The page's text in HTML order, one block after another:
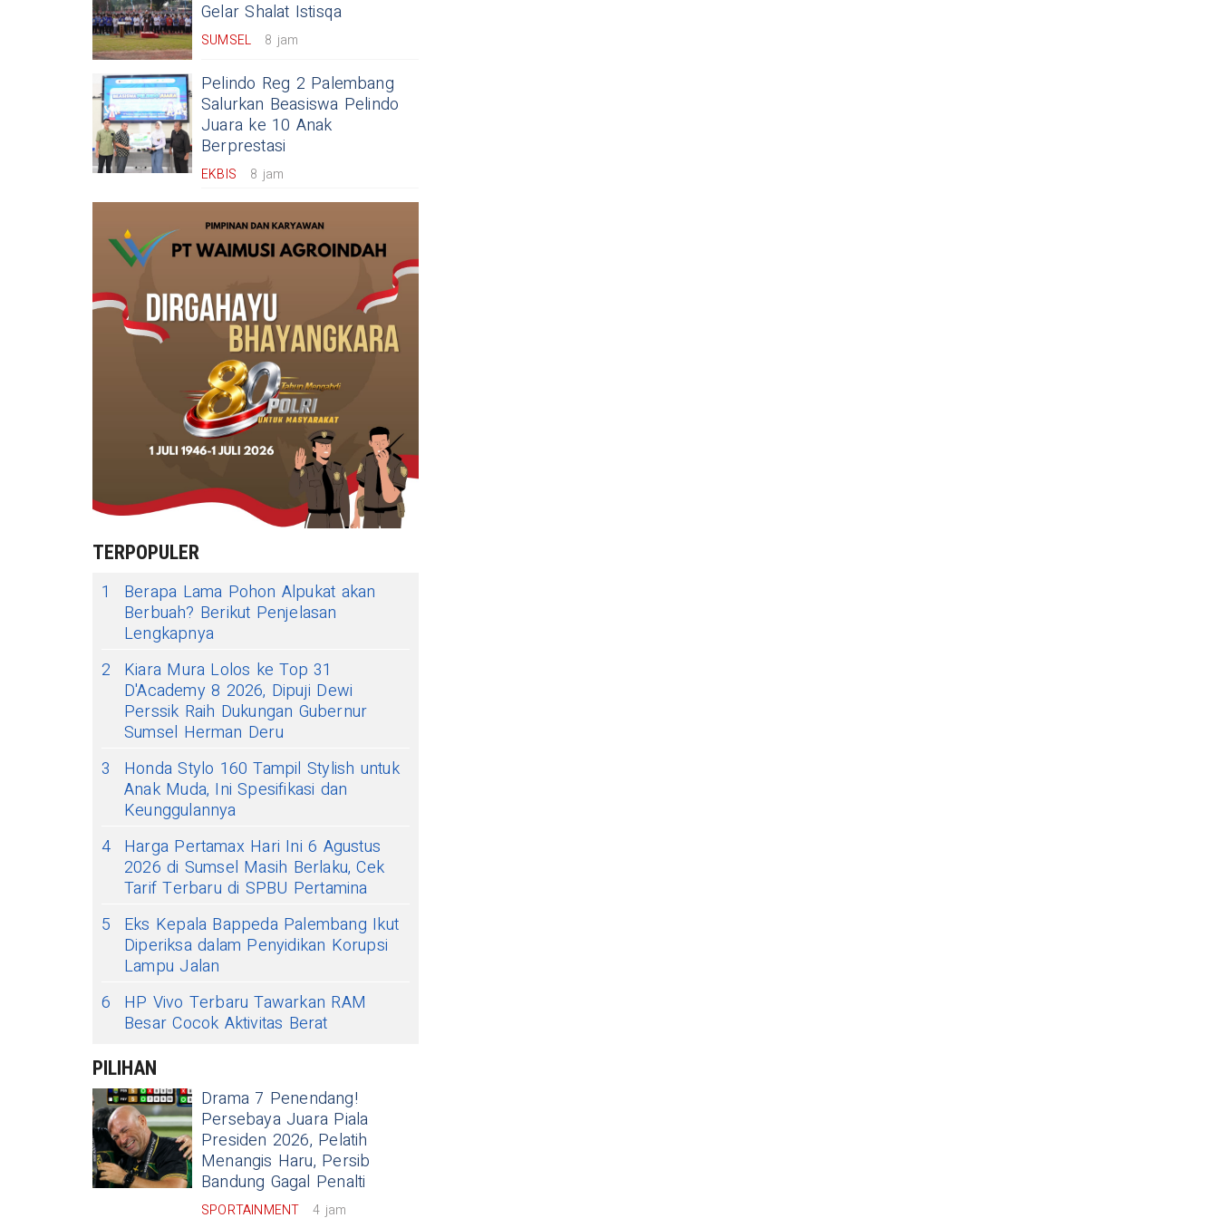
Gelar Shalat Istisqa
SUMSEL 8 jam
Pelindo Reg 2 Palembang
Salurkan Beasiswa Pelindo
Juara ke 10 Anak
Berprestasi
EKBIS 8 jam
TERPOPULER
1
Berapa Lama Pohon Alpukat akan
Berbuah? Berikut Penjelasan
Lengkapnya
2
Kiara Mura Lolos ke Top 31
D'Academy 8 2026, Dipuji Dewi
Perssik Raih Dukungan Gubernur
Sumsel Herman Deru
3
Honda Stylo 160 Tampil Stylish untuk
Anak Muda, Ini Spesifikasi dan
Keunggulannya
4 Harga Pertamax Hari Ini 6 Agustus
2026 di Sumsel Masih Berlaku, Cek
Tarif Terbaru di SPBU Pertamina
5
Eks Kepala Bappeda Palembang Ikut
Diperiksa dalam Penyidikan Korupsi
Lampu Jalan
6
HP Vivo Terbaru Tawarkan RAM
Besar Cocok Aktivitas Berat
PILIHAN
Drama 7 Penendang!
Persebaya Juara Piala
Presiden 2026, Pelatih
Menangis Haru, Persib
Bandung Gagal Penalti
SPORTAINMENT 4 jam